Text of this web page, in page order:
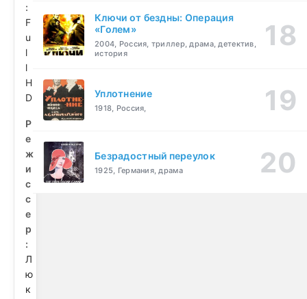
:
F
u
l
l
H
D
Р
е
ж
и
с
с
е
р
:
Л
ю
к
Ключи от бездны: Операция
«Голем»
2004, Россия, триллер, драма, детектив,
история
Уплотнение
1918, Россия,
Безрадостный переулок
1925, Германия, драма